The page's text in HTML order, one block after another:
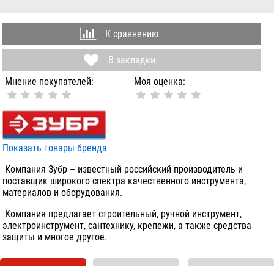
К сравнению
В закладки
Мнение покупателей:
Моя оценка:
Показать товары бренда
Компания Зубр – известный российский производитель и
поставщик широкого спектра качественного инструмента,
материалов и оборудования.
Компания предлагает строительный, ручной инструмент,
электроинструмент, сантехнику, крепежи, а также средства
защиты и многое другое.